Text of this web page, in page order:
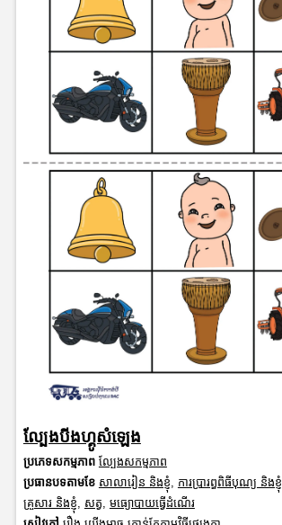
ល្បែងបីងហ្គូសំឡេង
ប្រភេទសកម្មភាព ល្បែងសកម្មភាព
ប្រធានបទតាមខែ សាលារៀន និងខ្ញុំ ការប្រារព្ធពិធីបុណ្យ និងខ្ញុំ
គ្រួសារ និងខ្ញុំ
សត្វ មធ្យោបាយធ្វើដំណើរ